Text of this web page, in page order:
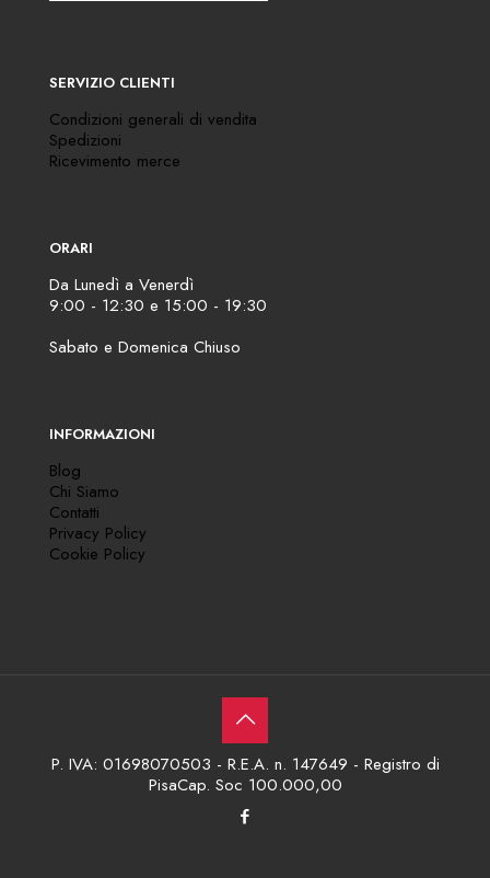
SERVIZIO CLIENTI
Condizioni generali di vendita
Spedizioni
Ricevimento merce
ORARI
Da Lunedì a Venerdì
9:00 - 12:30 e 15:00 - 19:30
Sabato e Domenica Chiuso
INFORMAZIONI
Blog
Chi Siamo
Contatti
Privacy Policy
Cookie Policy
P. IVA: 01698070503 - R.E.A. n. 147649 - Registro di
PisaCap. Soc 100.000,00